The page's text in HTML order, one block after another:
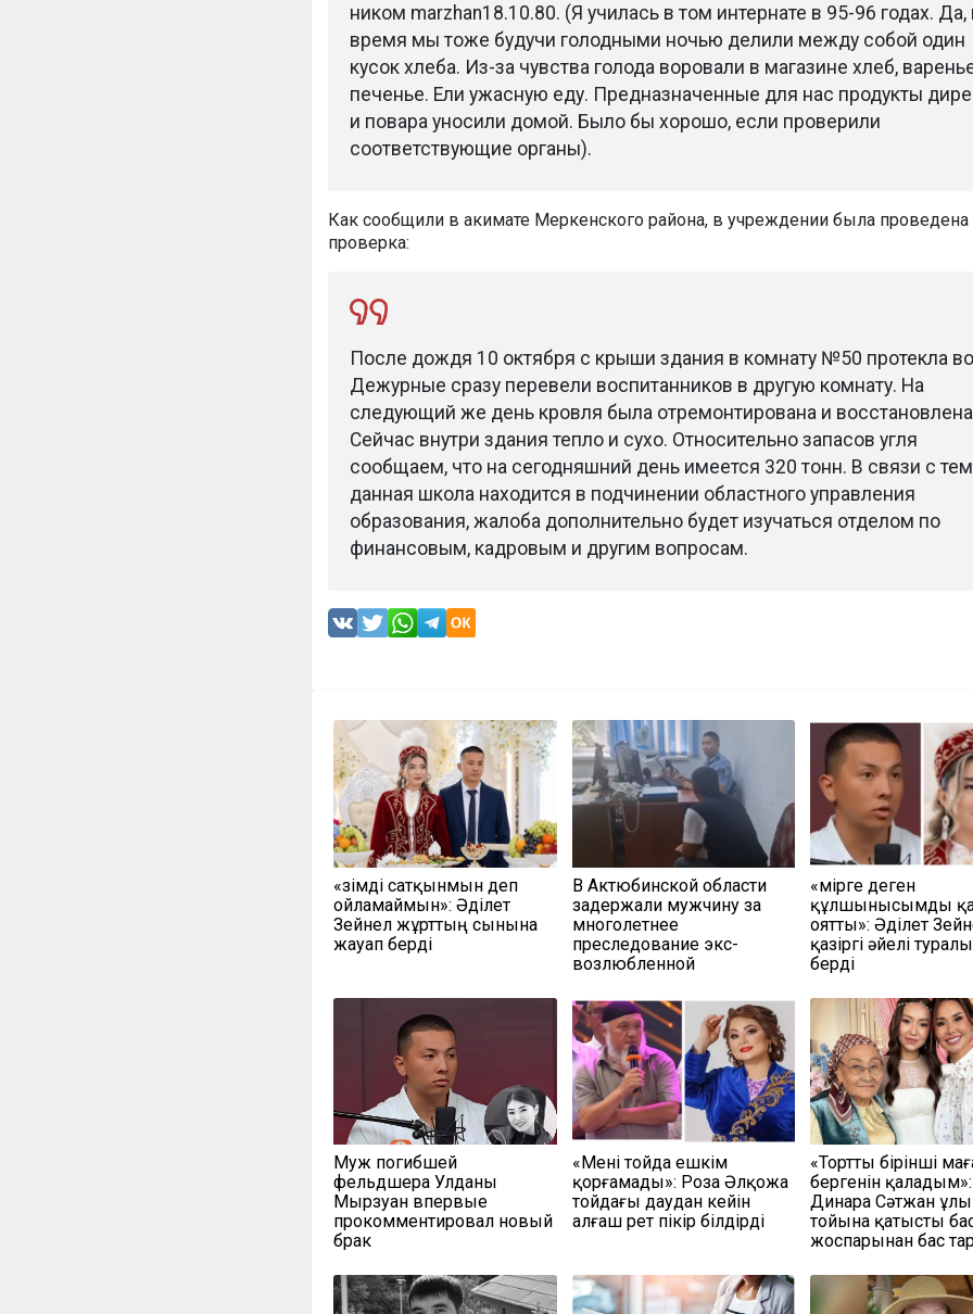
ником marzhan18.10.80. (Я училась в том интернате в 95-96 годах. Да,
время мы тоже будучи голодными ночью делили между собой один
кусок хлеба. Из-за чувства голода воровали в магазине хлеб,
печенье. Ели ужасную еду. Предназначенные для нас продукты
и повара уносили домой. Было бы хорошо, если проверили
соответствующие органы).
Как сообщили в акимате Меркенского района, в учреждении была проведена
проверка:
После дождя 10 октября с крыши здания в комнату №50 протекла
Дежурные сразу перевели воспитанников в другую комнату. На
следующий же день кровля была отремонтирована и
Сейчас внутри здания тепло и сухо. Относительно запасов угля
сообщаем, что на сегодняшний день имеется 320 тонн. В связи с
данная школа находится в подчинении областного управления
образования, жалоба дополнительно будет изучаться отделом по
финансовым, кадровым и другим вопросам.
«Өзімді сатқынмын деп
ойламаймын»: Әділет
Зейнел жұрттың сынына
жауап берді
В Актюбинской области
задержали мужчину за
многолетнее
преследование экс-
возлюбленной
«Өмірге деген
құлшынысымды
оятты»: Әділет
қазіргі әйелі
берді
Муж погибшей
фельдшера Улданы
Мырзуан впервые
прокомментировал новый
брак
«Мені тойда ешкім
қорғамады»: Роза Әлқожа
тойдағы даудан кейін
алғаш рет пікір білдірді
«Тортты бірінші
бергенін қаладым»:
Динара Сәтжан
тойына қатысты
жоспарынан бас